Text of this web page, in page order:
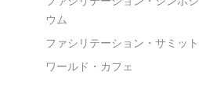
ウム
ファシリテーション・サミット
ワールド・カフェ